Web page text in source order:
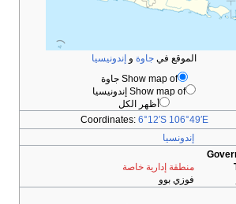
الموقع في جاوة و إندونيسيا
Show map of جاوة
Show map of إندونيسيا
أظهر الكل
Coordinates: 6°12′S 106°49′E
إندونسيا
منطقة إدارية خاصة
فوزي بوو